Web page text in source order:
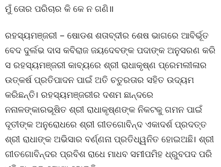
ମୁଁ ତୋର ପରିଚାର କି କେ ନ ଗଣି॥
ରହସ୍ୟମଞ୍ଜରୀ – ଷୋଡଶ ଶତାବ୍ଦୀର ଶେଷ ଭାଗରେ ଆବିର୍ଭୂତ
ବେଦ ଦୁର୍ଲଭ ଦାସ କବିରାଜ ଜୟଦେବଙ୍କ ପଦାଙ୍କ ଅନୁସରଣ କରି
ସ ରହସ୍ୟମଞ୍ଜରୀ କାବ୍ୟରେ ଶ୍ରୀ ରାଧାକୃଷ୍ଣ ପ୍ରେମଲୀଳାର
ଉତ୍କର୍ଷ ପ୍ରତିପାଦନ ପାଇଁ ଅତି ଚତୁରତାର ସହିତ ଉଦ୍ୟମ
କରିଛନ୍ତି। ରହସ୍ୟମଞ୍ଜରୀର ଦଶମ ଛାନ୍ଦରେ
ନନାଳଙ୍କାରଭୂଷିତ ଶ୍ରୀ ରାଧାକୃଷ୍ଣଙ୍କ ନିକଟକୁ ଗମନ ପାଇଁ
ଦୂତୀଙ୍କ ଅନୁରୋଧରେ ଶ୍ରୀ ଗୀତଗୋବିନ୍ଦ ଏକାଦର୍ଶ ପ୍ରଦତ୍ତ
ଶ୍ରୀ ରାଧାଙ୍କ ଅଭିସାର ବର୍ଣ୍ଣନା ପ୍ରତିଧ୍ୱନିତ ହୋଇଅଛି। ଶ୍ରୀ
ଗୀତଗୋବିନ୍ଦର ପ୍ରବିଶ ରାଧେ ମାଧବ ସମୀପମିହ ଧ୍ରୁବପଦ ପରି